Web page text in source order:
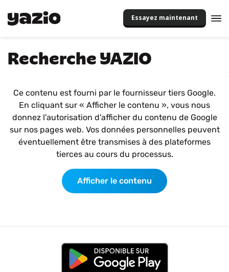
Essayez maintenant
Recherche YAZIO
Ce contenu est fourni par le fournisseur tiers Google.
En cliquant sur « Afficher le contenu », vous nous
donnez l'autorisation d'afficher du contenu de Google
sur nos pages web. Vos données personnelles peuvent
éventuellement être transmises à des plateformes
tierces au cours du processus.
Afficher le contenu